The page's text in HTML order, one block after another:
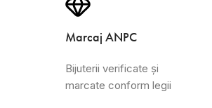
Marcaj ANPC
Bijuterii verificate și
marcate conform legii